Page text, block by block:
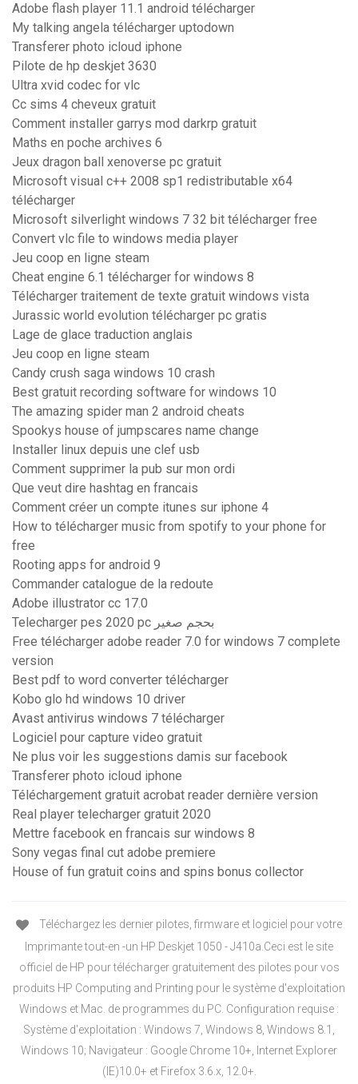
Adobe flash player 11.1 android télécharger
My talking angela télécharger uptodown
Transferer photo icloud iphone
Pilote de hp deskjet 3630
Ultra xvid codec for vlc
Cc sims 4 cheveux gratuit
Comment installer garrys mod darkrp gratuit
Maths en poche archives 6
Jeux dragon ball xenoverse pc gratuit
Microsoft visual c++ 2008 sp1 redistributable x64
télécharger
Microsoft silverlight windows 7 32 bit télécharger free
Convert vlc file to windows media player
Jeu coop en ligne steam
Cheat engine 6.1 télécharger for windows 8
Télécharger traitement de texte gratuit windows vista
Jurassic world evolution télécharger pc gratis
Lage de glace traduction anglais
Jeu coop en ligne steam
Candy crush saga windows 10 crash
Best gratuit recording software for windows 10
The amazing spider man 2 android cheats
Spookys house of jumpscares name change
Installer linux depuis une clef usb
Comment supprimer la pub sur mon ordi
Que veut dire hashtag en francais
Comment créer un compte itunes sur iphone 4
How to télécharger music from spotify to your phone for
free
Rooting apps for android 9
Commander catalogue de la redoute
Adobe illustrator cc 17.0
Telecharger pes 2020 pc بحجم صغير
Free télécharger adobe reader 7.0 for windows 7 complete
version
Best pdf to word converter télécharger
Kobo glo hd windows 10 driver
Avast antivirus windows 7 télécharger
Logiciel pour capture video gratuit
Ne plus voir les suggestions damis sur facebook
Transferer photo icloud iphone
Téléchargement gratuit acrobat reader dernière version
Real player telecharger gratuit 2020
Mettre facebook en francais sur windows 8
Sony vegas final cut adobe premiere
House of fun gratuit coins and spins bonus collector
Téléchargez les dernier pilotes, firmware et logiciel pour votre
Imprimante tout-en -un HP Deskjet 1050 - J410a.Ceci est le site
officiel de HP pour télécharger gratuitement des pilotes pour vos
produits HP Computing and Printing pour le système d'exploitation
Windows et Mac. de programmes du PC. Configuration requise :
Système d'exploitation : Windows 7, Windows 8, Windows 8.1,
Windows 10; Navigateur : Google Chrome 10+, Internet Explorer
(IE)10.0+ et Firefox 3.6.x, 12.0+.